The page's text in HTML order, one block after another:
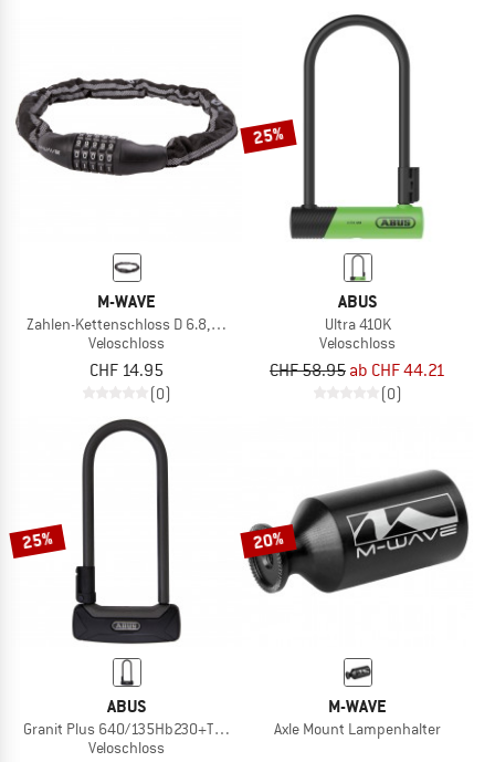
M-WAVE
Zahlen-Kettenschloss D 6.8,5 Illu
Veloschloss
CHF 14.95
(0)
25%
ABUS
Ultra 410K
Veloschloss
CHF 58.95 ab CHF 44.21
(0)
25%
ABUS
Granit Plus 640/135Hb230+Texkf Bk
Veloschloss
20%
M-WAVE
Axle Mount Lampenhalter